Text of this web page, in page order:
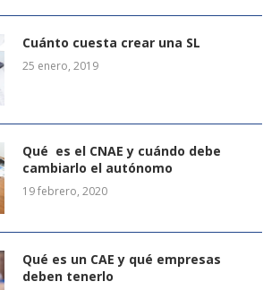
Cuánto cuesta crear una SL
25 enero, 2019
Qué es el CNAE y cuándo debe
cambiarlo el autónomo
19 febrero, 2020
Qué es un CAE y qué empresas
deben tenerlo